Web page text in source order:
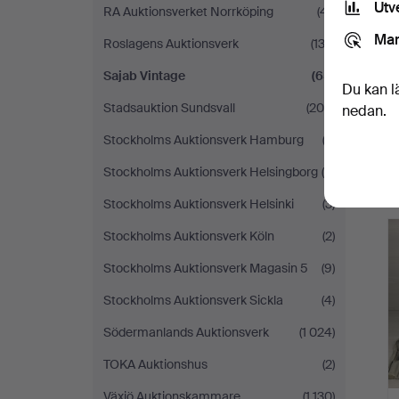
RA Auktionsverket Norrköping
(41)
Roslagens Auktionsverk
(132)
Sajab Vintage
(65)
Stadsauktion Sundsvall
(206)
Stockholms Auktionsverk Hamburg
(2)
Stockholms Auktionsverk Helsingborg (4)
Stockholms Auktionsverk Helsinki
(3)
Stockholms Auktionsverk Köln
(2)
Stockholms Auktionsverk Magasin 5
(9)
Stockholms Auktionsverk Sickla
(4)
Södermanlands Auktionsverk
(1 024)
TOKA Auktionshus
(2)
Du kan
nedan.